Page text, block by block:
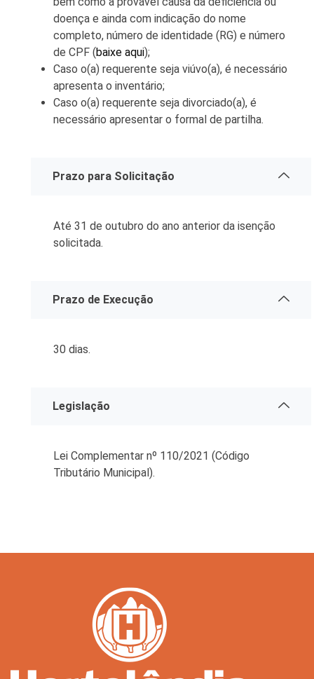
doença e ainda com indicação do nome
completo, número de identidade (RG) e número
de CPF (baixe aqui);
Caso o(a) requerente seja viúvo(a), é necessário
apresenta o inventário;
Caso o(a) requerente seja divorciado(a), é
necessário apresentar o formal de partilha.
Prazo para Solicitação
Até 31 de outubro do ano anterior da isenção
solicitada.
Prazo de Execução
30 dias.
Legislação
Lei Complementar nº 110/2021 (Código
Tributário Municipal).